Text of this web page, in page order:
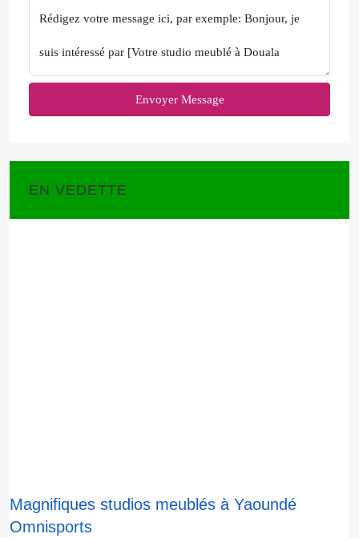
Envoyer Message
EN VEDETTE
Magnifiques studios meublés à Yaoundé
Omnisports